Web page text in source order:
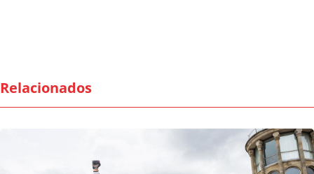
Relacionados